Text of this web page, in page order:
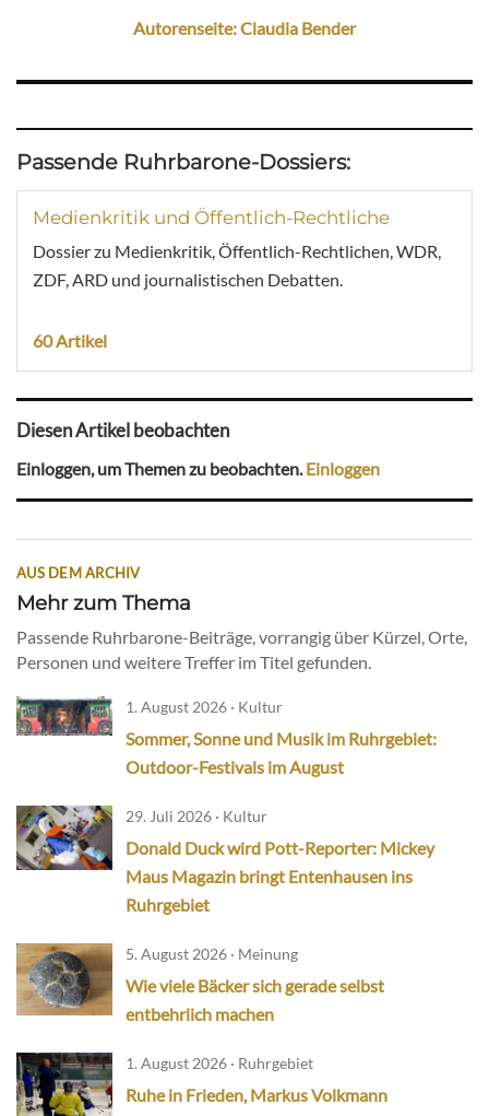
Autorenseite: Claudia Bender
Passende Ruhrbarone-Dossiers:
Medienkritik und Öffentlich-Rechtliche
Dossier zu Medienkritik, Öffentlich-Rechtlichen, WDR,
ZDF, ARD und journalistischen Debatten.
60 Artikel
Diesen Artikel beobachten
Einloggen, um Themen zu beobachten.Einloggen
AUS DEM ARCHIV
Mehr zum Thema
Passende Ruhrbarone-Beiträge, vorrangig über Kürzel, Orte,
Personen und weitere Treffer im Titel gefunden.
1. August 2026 · Kultur
Sommer, Sonne und Musik im Ruhrgebiet:
Outdoor-Festivals im August
29. Juli 2026 · Kultur
Donald Duck wird Pott-Reporter: Mickey
Maus Magazin bringt Entenhausen ins
Ruhrgebiet
5. August 2026 · Meinung
Wie viele Bäcker sich gerade selbst
entbehrlich machen
1. August 2026 · Ruhrgebiet
Ruhe in Frieden, Markus Volkmann